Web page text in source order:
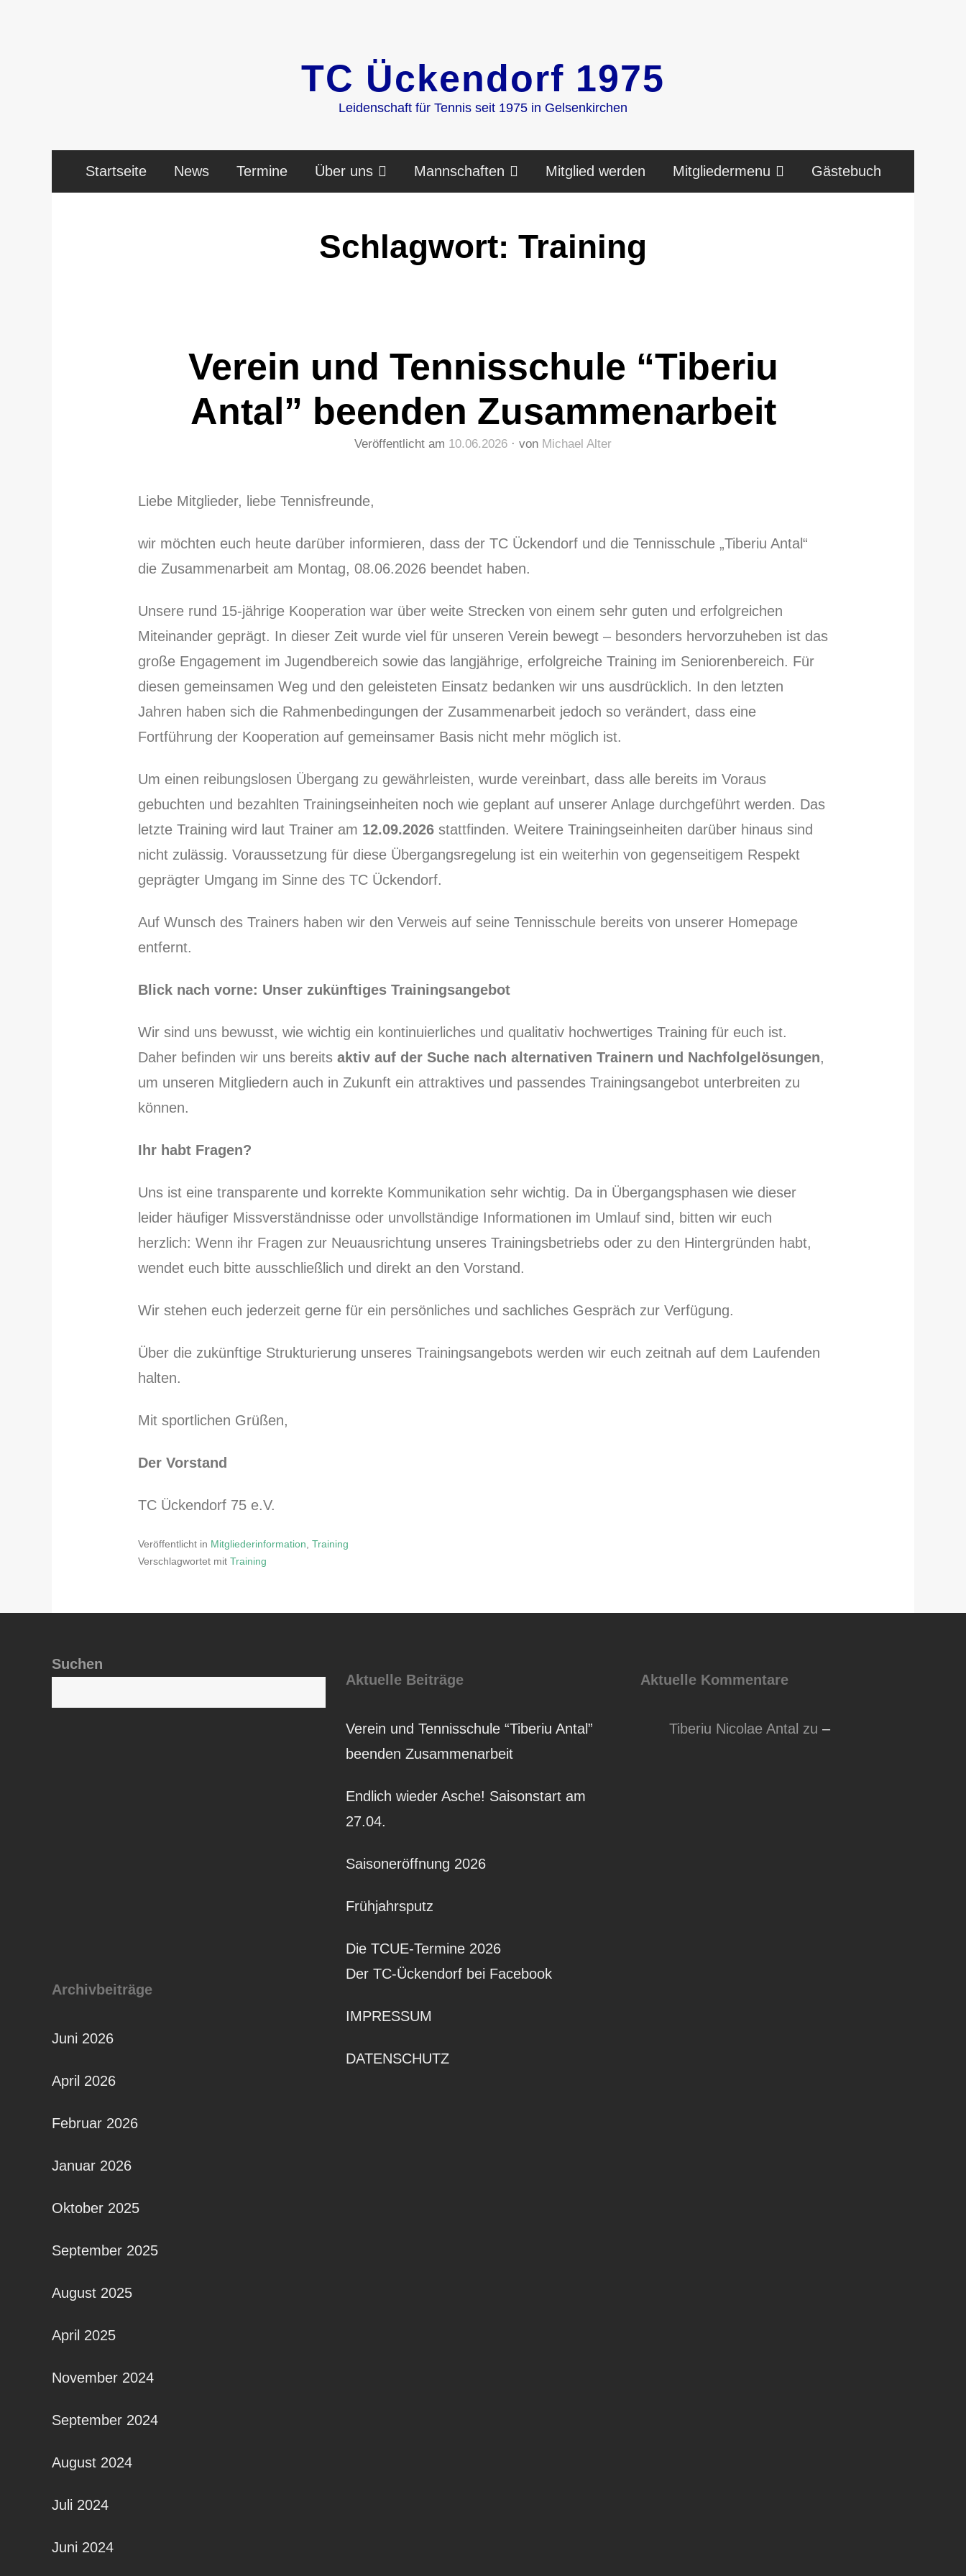
TC Ückendorf 1975
Leidenschaft für Tennis seit 1975 in Gelsenkirchen
Startseite News Termine Über uns Mannschaften Mitglied werden Mitgliedermenu Gästebuch
Schlagwort: Training
Verein und Tennisschule “Tiberiu
Antal” beenden Zusammenarbeit
Veröffentlicht am 10.06.2026 von Michael Alter
Liebe Mitglieder, liebe Tennisfreunde,
wir möchten euch heute darüber informieren, dass der TC Ückendorf und die Tennisschule „Tiberiu Antal“
die Zusammenarbeit am Montag, 08.06.2026 beendet haben.
Unsere rund 15-jährige Kooperation war über weite Strecken von einem sehr guten und erfolgreichen
Miteinander geprägt. In dieser Zeit wurde viel für unseren Verein bewegt – besonders hervorzuheben ist das
große Engagement im Jugendbereich sowie das langjährige, erfolgreiche Training im Seniorenbereich. Für
diesen gemeinsamen Weg und den geleisteten Einsatz bedanken wir uns ausdrücklich. In den letzten
Jahren haben sich die Rahmenbedingungen der Zusammenarbeit jedoch so verändert, dass eine
Fortführung der Kooperation auf gemeinsamer Basis nicht mehr möglich ist.
Um einen reibungslosen Übergang zu gewährleisten, wurde vereinbart, dass alle bereits im Voraus
gebuchten und bezahlten Trainingseinheiten noch wie geplant auf unserer Anlage durchgeführt werden. Das
letzte Training wird laut Trainer am 12.09.2026 stattfinden. Weitere Trainingseinheiten darüber hinaus sind
nicht zulässig. Voraussetzung für diese Übergangsregelung ist ein weiterhin von gegenseitigem Respekt
geprägter Umgang im Sinne des TC Ückendorf.
Auf Wunsch des Trainers haben wir den Verweis auf seine Tennisschule bereits von unserer Homepage
entfernt.
Blick nach vorne: Unser zukünftiges Trainingsangebot
Wir sind uns bewusst, wie wichtig ein kontinuierliches und qualitativ hochwertiges Training für euch ist.
Daher befinden wir uns bereits aktiv auf der Suche nach alternativen Trainern und Nachfolgelösungen,
um unseren Mitgliedern auch in Zukunft ein attraktives und passendes Trainingsangebot unterbreiten zu
können.
Ihr habt Fragen?
Uns ist eine transparente und korrekte Kommunikation sehr wichtig. Da in Übergangsphasen wie dieser
leider häufiger Missverständnisse oder unvollständige Informationen im Umlauf sind, bitten wir euch
herzlich: Wenn ihr Fragen zur Neuausrichtung unseres Trainingsbetriebs oder zu den Hintergründen habt,
wendet euch bitte ausschließlich und direkt an den Vorstand.
Wir stehen euch jederzeit gerne für ein persönliches und sachliches Gespräch zur Verfügung.
Über die zukünftige Strukturierung unseres Trainingsangebots werden wir euch zeitnah auf dem Laufenden
halten.
Mit sportlichen Grüßen,
Der Vorstand
TC Ückendorf 75 e.V.
Veröffentlicht in Mitgliederinformation Training
Verschlagwortet mit Training
Suchen
Aktuelle Beiträge
Verein und Tennisschule “Tiberiu Antal”
beenden Zusammenarbeit
Endlich wieder Asche! Saisonstart am
27.04.
Saisoneröffnung 2026
Frühjahrsputz
Die TCUE-Termine 2026
Aktuelle Kommentare
Tiberiu Nicolae Antal zu –
Archivbeiträge
Juni 2026
April 2026
Februar 2026
Januar 2026
Oktober 2025
September 2025
August 2025
April 2025
November 2024
September 2024
August 2024
Juli 2024
Juni 2024
Der TC-Ückendorf bei Facebook
IMPRESSUM
DATENSCHUTZ